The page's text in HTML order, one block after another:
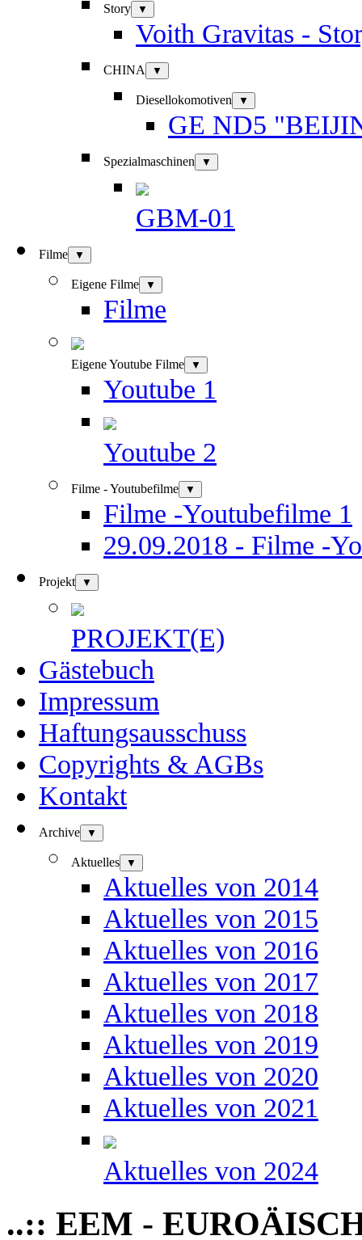
Story ▼
Voith Gravitas -
CHINA ▼
Diesellokomotiven ▼
GE ND5
Spezialmaschinen ▼
GBM-01
Filme ▼
Eigene Filme ▼
Filme
Eigene Youtube Filme ▼
Youtube 1
Youtube 2
Filme - Youtubefilme ▼
Filme -Youtubefilme 1
29.09.2018 - Filme -
Projekt ▼
PROJEKT(E)
Gästebuch
Impressum
Haftungsausschuss
Copyrights & AGBs
Kontakt
Archive ▼
Aktuelles ▼
Aktuelles von 2014
Aktuelles von 2015
Aktuelles von 2016
Aktuelles von 2017
Aktuelles von 2018
Aktuelles von 2019
Aktuelles von 2020
Aktuelles von 2021
Aktuelles von 2024
..:: EEM -